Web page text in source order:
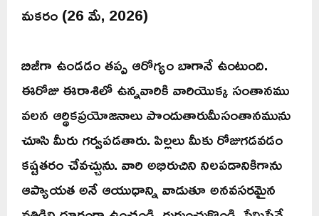
మకరం (26 మే, 2026)
బిజీగా ఉండడం తప్ప ఆరోగ్యం బాగానే ఉంటుంది.
ఈరోజు ఈరాశిలో ఉన్నవారికి వారియొక్క సంతానము
వలన ఆర్థికప్రయోజనాలు పొందుతారుమీసంతానమును
చూసి మీరు గర్వపడతారు. పిల్లలు మీకు రోజుగడవడం
కష్టతరం చేవచ్చును. వారి అభిరుచిని నిలపడానికిగాను
ఆప్యాయత అనే ఆయుధాన్ని వాడుతూ అనవసరమైన